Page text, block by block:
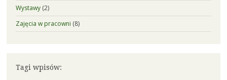
Wystawy(2)
Zajęcia w pracowni (8)
Tagi wpisów: